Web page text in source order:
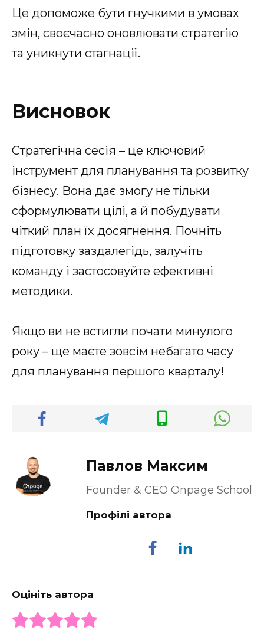
Це допоможе бути гнучкими в умовах
змін, своєчасно оновлювати стратегію
та уникнути стагнації.
Висновок
Стратегічна сесія – це ключовий
інструмент для планування та розвитку
бізнесу. Вона дає змогу не тільки
сформулювати цілі, а й побудувати
чіткий план їх досягнення. Почніть
підготовку заздалегідь, залучіть
команду і застосовуйте ефективні
методики.
Якщо ви не встигли почати минулого
року – ще маєте зовсім небагато часу
для планування першого кварталу!
Павлов Максим
Founder & CEO Onpage School
Профілі автора
Оцініть автора